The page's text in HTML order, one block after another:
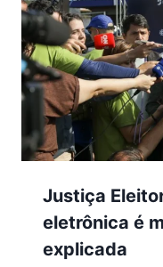
Justiça
eletrônica é
explicada